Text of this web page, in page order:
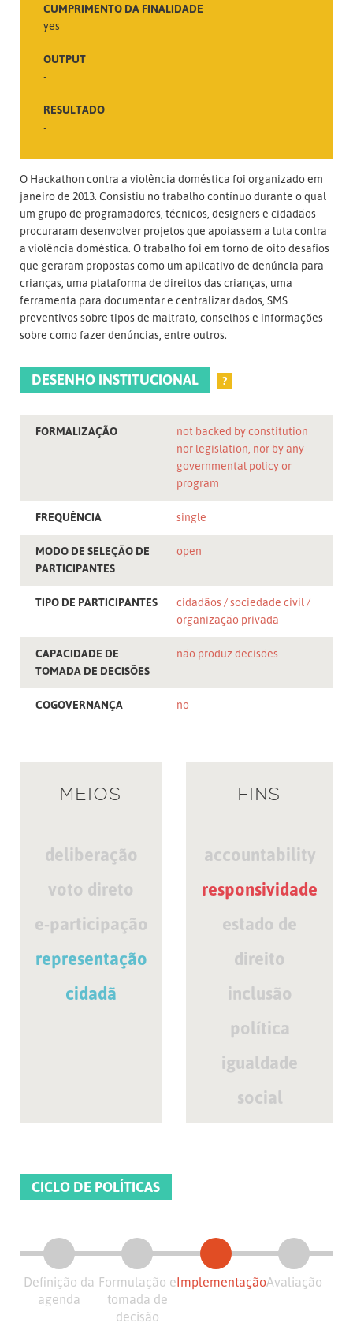
CUMPRIMENTO DA FINALIDADE
yes
OUTPUT
-
RESULTADO
-
O Hackathon contra a violência doméstica foi organizado em
janeiro de 2013. Consistiu no trabalho contínuo durante o qual
um grupo de programadores, técnicos, designers e cidadãos
procuraram desenvolver projetos que apoiassem a luta contra
a violência doméstica. O trabalho foi em torno de oito desafios
que geraram propostas como um aplicativo de denúncia para
crianças, uma plataforma de direitos das crianças, uma
ferramenta para documentar e centralizar dados, SMS
preventivos sobre tipos de maltrato, conselhos e informações
sobre como fazer denúncias, entre outros.
DESENHO INSTITUCIONAL ?
FORMALIZAÇÃO
not backed by constitution
nor legislation, nor by any
governmental policy or
program
FREQUÊNCIA single
MODO DE SELEÇÃO DE
PARTICIPANTES
open
TIPO DE PARTICIPANTES cidadãos
sociedade civil
organização privada
CAPACIDADE DE
TOMADA DE DECISÕES
não produz decisões
COGOVERNANÇA no
MEIOS
deliberação
voto direto
e-participação
representação
cidadã
FINS
accountability
responsividade
estado de
direito
inclusão
política
igualdade
social
CICLO DE POLÍTICAS
Definição da
agenda
Formulação e
tomada de
decisão
ImplementaçãoAvaliação